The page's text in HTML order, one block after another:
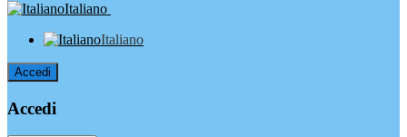
Italiano
Italiano
Accedi
Accedi